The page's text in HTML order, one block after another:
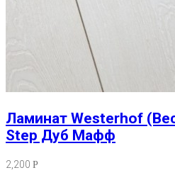
Ламинат Westerhof
Step Дуб Мафф
2,200 Р